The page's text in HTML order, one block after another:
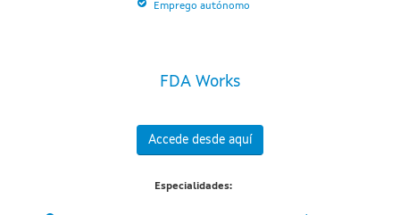
Emprego autónomo
FDA Works
Accede desde aquí
Especialidades: